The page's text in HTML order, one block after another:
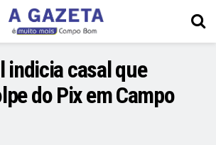
indicia casal que
do Pix em Campo